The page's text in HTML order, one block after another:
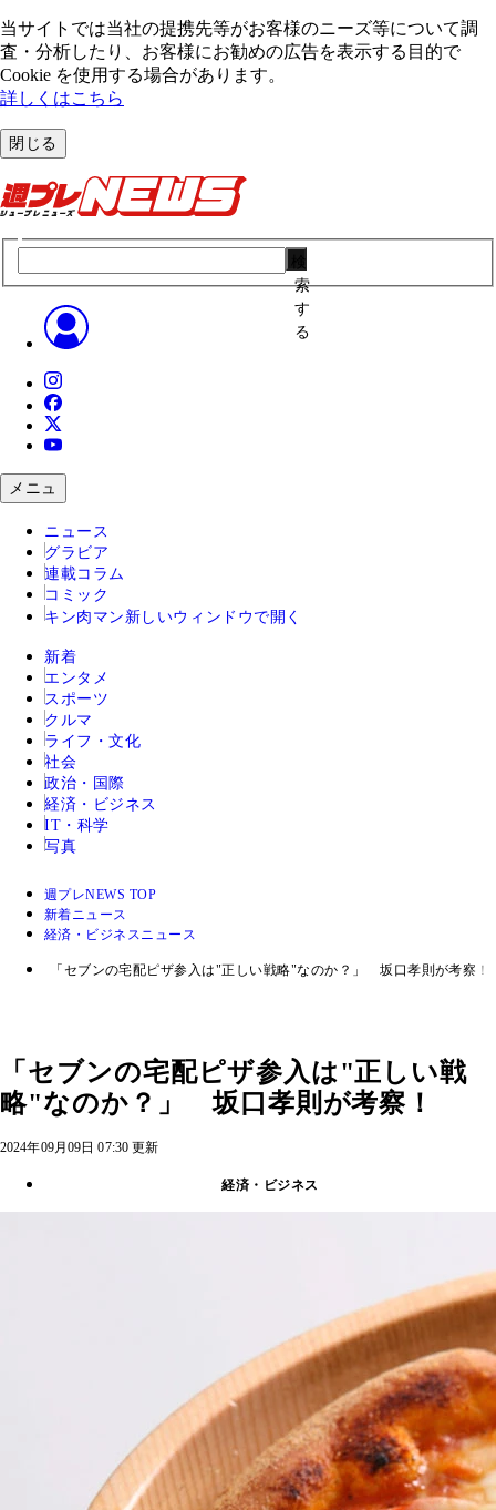
当サイトでは当社の提携先等がお客様のニーズ等について調
査・分析したり、お客様にお勧めの広告を表⽰する⽬的で
Cookie を使⽤する場合があります。
詳しくはこちら
閉じる
索
す
る
メニュ
ニュース
グラビア
連載コラム
コミック
キン肉マン 新しいウィンドウで開く
新着
エンタメ
スポーツ
クルマ
ライフ・文化
社会
政治・国際
経済・ビジネス
IT・科学
写真
週プレNEWS TOP
新着ニュース
経済・ビジネスニュース
「セブンの宅配ピザ参入は"正しい戦略"なのか？」 坂口孝則が考察！
「セブンの宅配ピザ参入は"正しい戦
略"なのか？」 坂口孝則が考察！
2024年09月09日 07:30 更新
経済・ビジネス